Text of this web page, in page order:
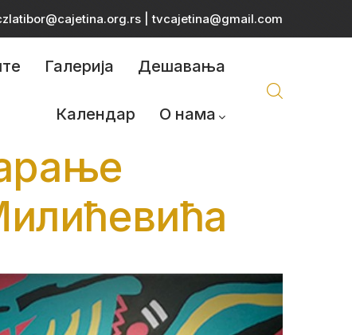
|tvcajetina@gmail.com
Галерија Дешавања
Календар О нама